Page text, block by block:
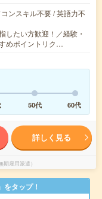
ンスキル不要 / 英語力不
したい方歓迎！／経験・
めポイントリク…
50代 60代
詳しく見る
雇用派遣）
タップ！